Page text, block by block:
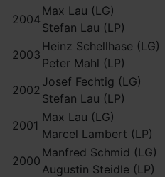
2004
Max Lau (LG)
Stefan Lau (LP)
2003
Heinz Schellhase (LG)
Peter Mahl (LP)
2002
Josef Fechtig (LG)
Stefan Lau (LP)
2001
Max Lau (LG)
Marcel Lambert (LP)
2000
Manfred Schmid (LG)
Augustin Steidle (LP)